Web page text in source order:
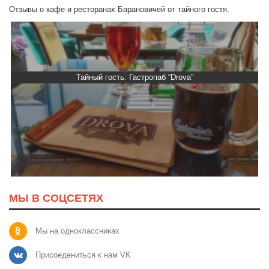
Отзывы о кафе и ресторанах Барановичей от тайного гостя.
Тайный гость: Гастропаб “Drova”
МЫ В СОЦСЕТЯХ
Мы на одноклассниках
Присоедениться к нам VK